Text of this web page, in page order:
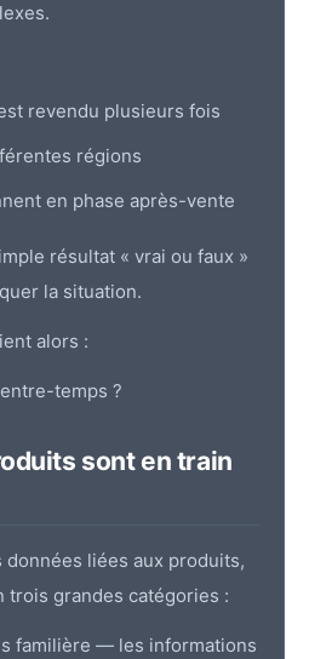
revendu plusieurs fois
régions
en phase après-vente
résultat « vrai ou faux »
la situation.
alors :
temps ?
sont en train
données liées aux produits,
trois grandes catégories :
familière — les informations